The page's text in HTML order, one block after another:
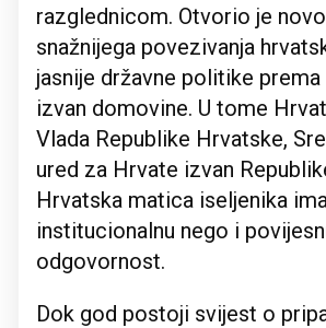
razglednicom. Otvorio je
snažnijega povezivanja
jasnije državne politike
izvan domovine. U tome
Vlada Republike Hrvatske,
ured za Hrvate izvan
Hrvatska matica iseljenika
institucionalnu nego i
odgovornost.
Dok god postoji svijest o